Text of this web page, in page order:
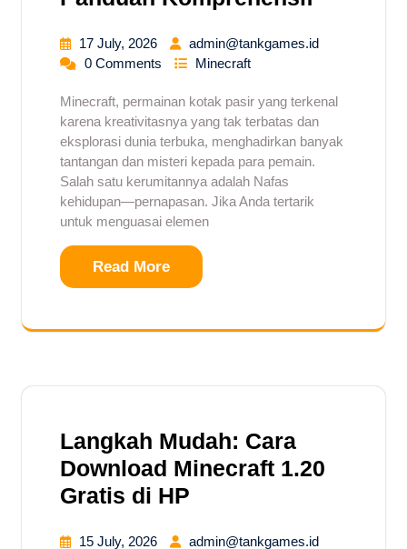
17 July, 2026
admin@tankgames.id
0 Comments
Minecraft
Minecraft, permainan kotak pasir yang terkenal
karena kreativitasnya yang tak terbatas dan
eksplorasi dunia terbuka, menghadirkan banyak
tantangan dan misteri kepada para pemain.
Salah satu kerumitannya adalah Nafas
kehidupan—pernapasan. Jika Anda tertarik
untuk menguasai elemen
Read More
Langkah Mudah: Cara
Download Minecraft 1.20
Gratis di HP
15 July, 2026 admin@tankgames.id